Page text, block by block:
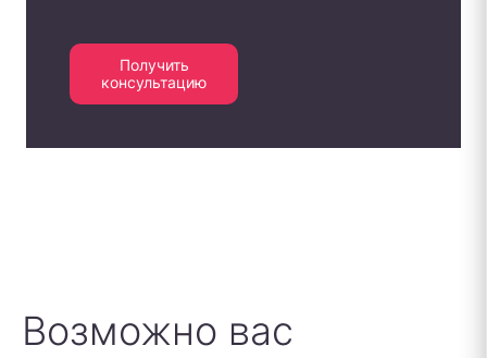
Получить
консультацию
Возможно вас